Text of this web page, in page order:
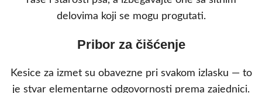
delovima koji se mogu progutati.
Pribor za čišćenje
Kesice za izmet su obavezne pri svakom izlasku — to
je stvar elementarne odgovornosti prema zajednici.